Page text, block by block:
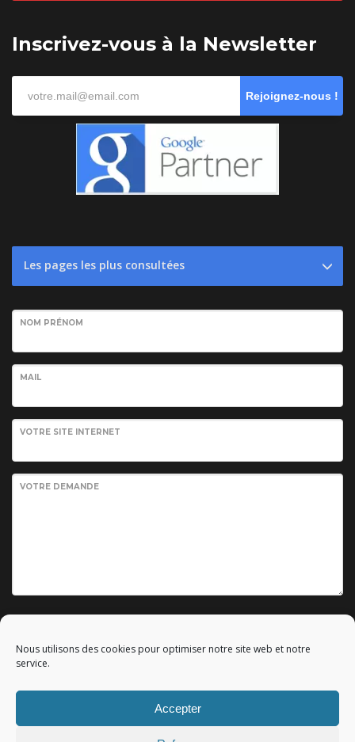
Nous utilisons des cookies pour optimiser notre site web et notre
service.
Accepter
Inscrivez-vous à la Newsletter
Rejoignez-nous !
Les pages les plus consultées
NOM PRÉNOM
MAIL
VOTRE SITE INTERNET
VOTRE DEMANDE